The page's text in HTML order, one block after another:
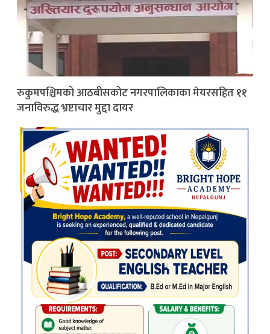
रुकुमपश्चिमको आठबीसकोट नगरपालिकाका मेयरसहित ११
जनाविरुद्ध भ्रष्टाचार मुद्दा दायर